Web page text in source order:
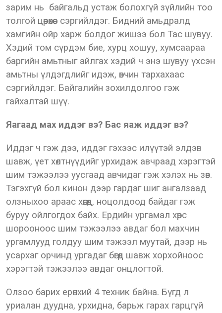
зарим нь байгальд устаж болохгүй зүйлийн тоо
толгой цөөрөхөөс сэргийлдэг. Бидний амьдралд
хамгийн ойр харж болдог жишээ бол Тас шувуу.
Хэдий том сүрдэм бие, хурц хошуу, хумсаараа
баргийн амьтныг айлгах хэдий ч энэ шувуу үхсэн
амьтны үлдэгдлийг идэж, өвчин тархахаас
сэргийлдэг. Байгалийн зохилдолгоо гэж
гайхалтай шүү.
Яагаад мах иддэг вэ? Бас яаж иддэг вэ?
Иддэг ч гэж дээ, иддэг гэхээс илүүтэй элдэв
шавж, үет хөлтнүүдийг урхидаж авчраад хэрэгтэй
шим тэжээлээ уусгаад авчидаг гэж хэлэх нь зөв.
Тэгэхгүй бол кинон дээр гардаг шиг ангалзаад
олзныхоо араас хөөгөөд, ноцолдоод байдаг гэж
буруу ойлгогдох байх. Ердийн ургамал хөрс
шорооноос шим тэжээлээ авдаг бол махчин
ургамлууд голдуу шим тэжээл муутай, дээр нь
усархаг орчинд ургадаг бөгөөд шавж хорхойноос
хэрэгтэй тэжээлээ авдаг онцлогтой.
Олзоо барих ерөнхий 4 техник байна. Бүгд л
уриалан дуудна, урхидна, барьж гарах гарцгүй